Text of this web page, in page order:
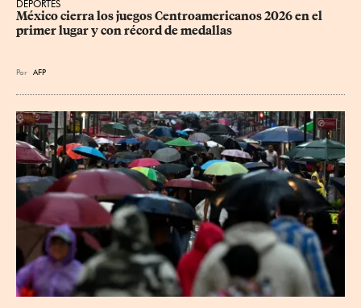
DEPORTES
México cierra los juegos Centroamericanos 2026 en el
primer lugar y con récord de medallas
Por AFP